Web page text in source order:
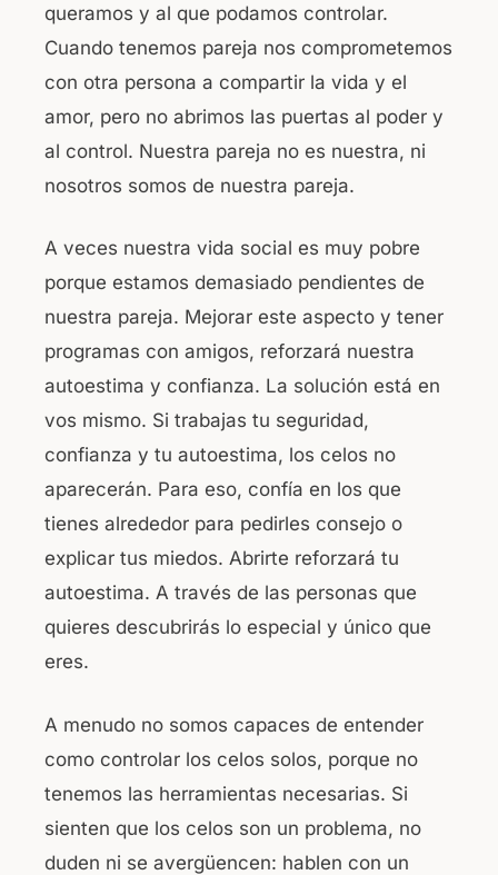
queramos y al que podamos controlar.
Cuando tenemos pareja nos comprometemos
con otra persona a compartir la vida y el
amor, pero no abrimos las puertas al poder y
al control. Nuestra pareja no es nuestra, ni
nosotros somos de nuestra pareja.
A veces nuestra vida social es muy pobre
porque estamos demasiado pendientes de
nuestra pareja. Mejorar este aspecto y tener
programas con amigos, reforzará nuestra
autoestima y confianza. La solución está en
vos mismo. Si trabajas tu seguridad,
confianza y tu autoestima, los celos no
aparecerán. Para eso, confía en los que
tienes alrededor para pedirles consejo o
explicar tus miedos. Abrirte reforzará tu
autoestima. A través de las personas que
quieres descubrirás lo especial y único que
eres.
A menudo no somos capaces de entender
como controlar los celos solos, porque no
tenemos las herramientas necesarias. Si
sienten que los celos son un problema, no
duden ni se avergüencen: hablen con un